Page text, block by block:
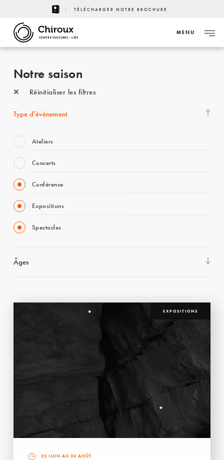
TÉLÉCHARGER NOTRE BROCHURE
CENTRE CULTUREL - LIÈGE
MENU
Notre saison
Réinitialiser les filtres
Type d’événement
Ateliers
Concerts
Conférence
Expositions
Spectacles
Âges
EXPOSITIONS
25 JUIN AU 30 AOÛT